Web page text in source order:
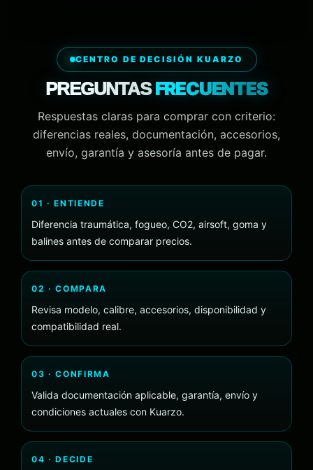
CENTRO DE DECISIÓN KUARZO
PREGUNTASFRECUENTES
Respuestas claras para comprar con criterio:
diferencias reales, documentación, accesorios,
envío, garantía y asesoría antes de pagar.
01 · ENTIENDE
Diferencia traumática, fogueo, CO2, airsoft, goma y
balines antes de comparar precios.
02 · COMPARA
Revisa modelo, calibre, accesorios, disponibilidad y
compatibilidad real.
03 · CONFIRMA
Valida documentación aplicable, garantía, envío y
condiciones actuales con Kuarzo.
04 · DECIDE